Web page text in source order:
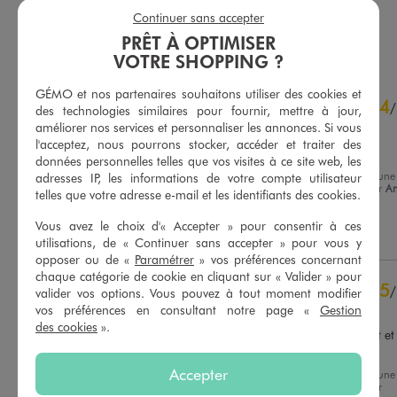
AJOUTERAU PANIER AJOUTER
4.6/5
Basé sur 18 avis soumis à un
Voir tous les avis sur ce site
5étoiles
14
4étoiles
2
3étoiles
1
2étoiles
0
1étoile
4/
Avis vérifié et récompensé
Un peu serré
Avis du21/07/2026 , suite à une
expérience du
08/07/2026 par
Cécile C.
Utile (0) Signaler
5/
Avis vérifié et récompensé
Super il vont bien et le petit et
content
, suite à une
24/06/2026
par
PRÊT À OPTIMISER
VOTRE SHOPPING ?
GÉMO et nos partenaires souhaitons utiliser des cookies et
des technologies similaires pour fournir, mettre à jour,
améliorer nos services et personnaliser les annonces. Si vous
l'acceptez, nous pourrons stocker, accéder et traiter des
données personnelles telles que vos visites à ce site web, les
adresses IP, les informations de votre compte utilisateur
telles que votre adresse e-mail et les identifiants des cookies.
Vous avez le choix d'« Accepter » pour consentir à ces
utilisations, de « Continuer sans accepter » pour vous y
opposer ou de « Paramétrer » vos préférences concernant
chaque catégorie de cookie en cliquant sur « Valider » pour
valider vos options. Vous pouvez à tout moment modifier
vos préférences en consultant notre page « Gestion
des cookies ».
Accepter
Continuer sans accepter